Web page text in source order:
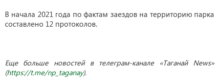
В начала 2021 года по фактам заездов на территорию парка
составлено 12 протоколов.
Еще больше новостей в телеграм-канале «Таганай News»
(https://t.me/np_taganay).